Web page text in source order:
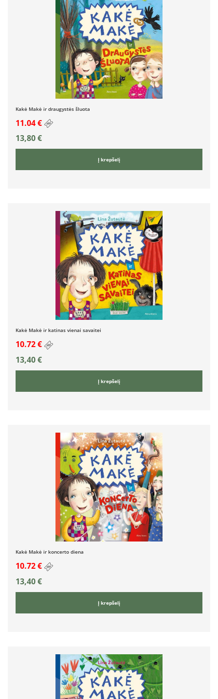
Kakė Makė ir draugystės šluota
11.04 €
13,80€
Į krepšelį
Kakė Makė ir katinas vienai savaitei
10.72 €
13,40€
Į krepšelį
Kakė Makė ir koncerto diena
10.72 €
13,40€
Į krepšelį